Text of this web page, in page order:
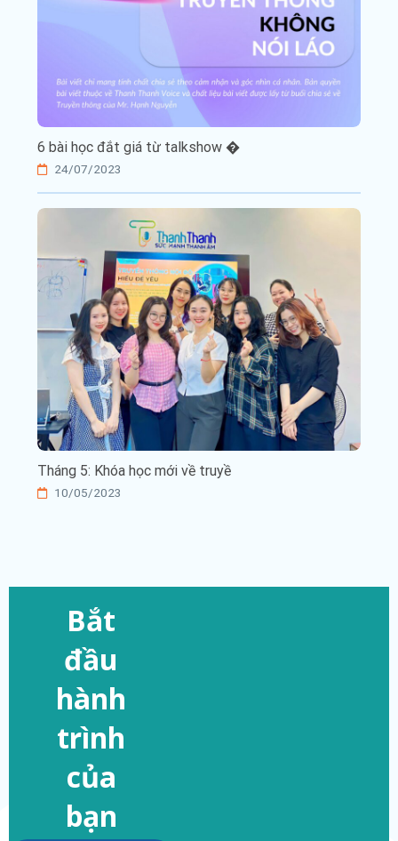
6 bài học đắt giá từ talkshow �
24/07/2023
Tháng 5: Khóa học mới về truyề
10/05/2023
Bắt
đầu
hành
trình
của
bạn